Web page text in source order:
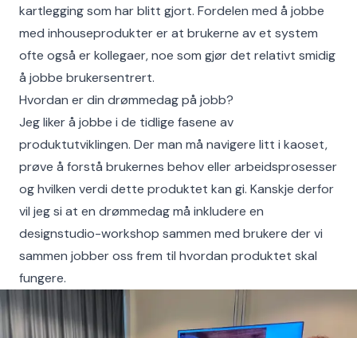
kartlegging som har blitt gjort. Fordelen med å jobbe
med inhouseprodukter er at brukerne av et system
ofte også er kollegaer, noe som gjør det relativt smidig
å jobbe brukersentrert.
Hvordan er din drømmedag på jobb?
Jeg liker å jobbe i de tidlige fasene av
produktutviklingen. Der man må navigere litt i kaoset,
prøve å forstå brukernes behov eller arbeidsprosesser
og hvilken verdi dette produktet kan gi. Kanskje derfor
vil jeg si at en drømmedag må inkludere en
designstudio-workshop sammen med brukere der vi
sammen jobber oss frem til hvordan produktet skal
fungere.